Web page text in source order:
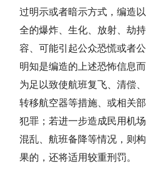
过明示或者暗示方式，编造
全的爆炸、生化、放射、劫
容、可能引起公众恐慌或者
明知是编造的上述恐怖信息
为足以致使航班复飞、清偿
转移航空器等措施、或相关
犯罪；若进一步造成民用机
混乱、航班备降等情况，则
果的，还将适用较重刑罚。